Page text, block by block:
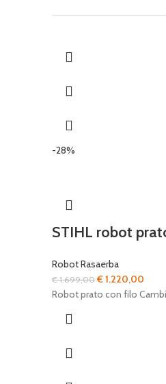
-28%
STIHL robot
Robot Rasaerba
€1.699,00Il
prezzo
€1.220,00
Robot prato con filo